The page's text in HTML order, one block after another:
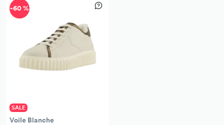
SALE
Voile Blanche
-60 %